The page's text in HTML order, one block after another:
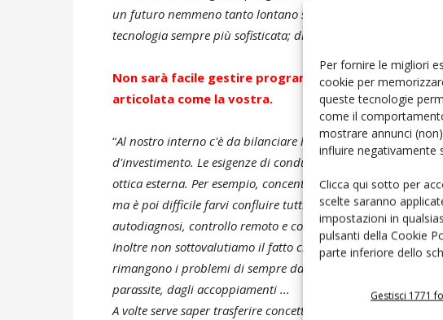
Per fornire le migliori
cookie per
queste tecnologie
come il
mostrare annunci
influire negativamente
Clicca qui sotto per
scelte saranno
impostazioni in
pulsanti della Cookie
parte inferiore dello
Gestisci 1771
un futuro nemmeno tanto lontano saranno per
tecnologia sempre più sofisticata; di elettronica corrente c'è
Non sarà facile gestire programmi a medio-lungo
articolata come la vostra.
“Al nostro interno c'è da bilanciare la produzione con la
d'investimento. Le esigenze di conduzione del progetto
ottica esterna. Per esempio, concentrare l'intelligenza in un
ma è poi difficile farvi confluire tutti gli I/O e governare la
autodiagnosi, controllo remoto e così via.
Inoltre non sottovalutiamo il fatto che la richiesta di Hi-Tech
rimangono i problemi di sempre da superare, dati
parassite, dagli accoppiamenti ...
A volte serve saper trasferire concetti di elettronica a basso